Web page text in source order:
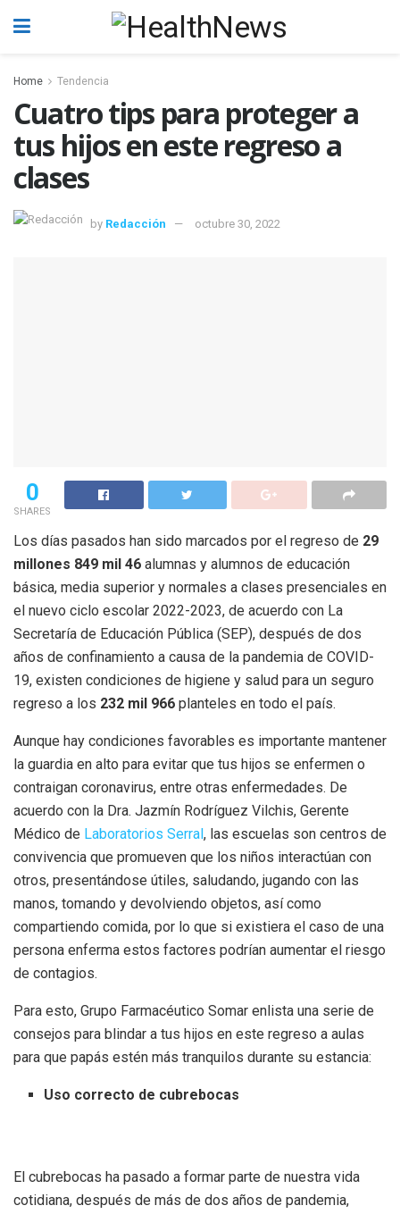
Home Tendencia
Cuatro tips para proteger a
tus hijos en este regreso a
clases
by Redacción octubre 30, 2022
0
SHARES
Los días pasados han sido marcados por el regreso de 29
millones 849 mil 46 alumnas y alumnos de educación
básica, media superior y normales a clases presenciales en
el nuevo ciclo escolar 2022-2023, de acuerdo con La
Secretaría de Educación Pública (SEP), después de dos
años de confinamiento a causa de la pandemia de COVID-
19, existen condiciones de higiene y salud para un seguro
regreso a los 232 mil 966 planteles en todo el país.
Aunque hay condiciones favorables es importante mantener
la guardia en alto para evitar que tus hijos se enfermen o
contraigan coronavirus, entre otras enfermedades. De
acuerdo con la Dra. Jazmín Rodríguez Vilchis, Gerente
Médico de Laboratorios Serral , las escuelas son centros de
convivencia que promueven que los niños interactúan con
otros, presentándose útiles, saludando, jugando con las
manos, tomando y devolviendo objetos, así como
compartiendo comida, por lo que si existiera el caso de una
persona enferma estos factores podrían aumentar el riesgo
de contagios.
Para esto, Grupo Farmacéutico Somar enlista una serie de
consejos para blindar a tus hijos en este regreso a aulas
para que papás estén más tranquilos durante su estancia:
Uso correcto de cubrebocas
El cubrebocas ha pasado a formar parte de nuestra vida
cotidiana, después de más de dos años de pandemia,